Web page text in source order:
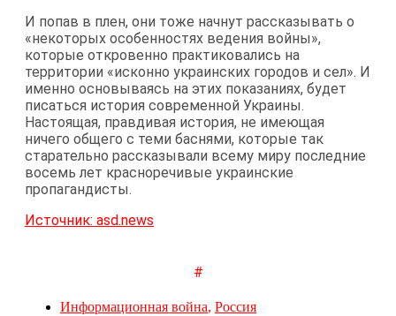
И попав в плен, они тоже начнут рассказывать о
«некоторых особенностях ведения войны»,
которые откровенно практиковались на
территории «исконно украинских городов и сел». И
именно основываясь на этих показаниях, будет
писаться история современной Украины.
Настоящая, правдивая история, не имеющая
ничего общего с теми баснями, которые так
старательно рассказывали всему миру последние
восемь лет красноречивые украинские
пропагандисты.
Источник: asd.news
#
Информационная война, Россия